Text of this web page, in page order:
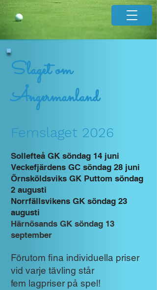
Slaget om
Ångermanland
Femslaget 2026
Sollefteå GK söndag 14 juni
Veckefjärdens GC söndag 28 juni
Örnsköldsviks GK Puttom söndag
2 augusti
Norrfällsvikens GK söndag 23
augusti
Härnösands GK söndag 13
september
Förutom fina individuella priser
vid varje tävling står
fem lagpriser på spel!